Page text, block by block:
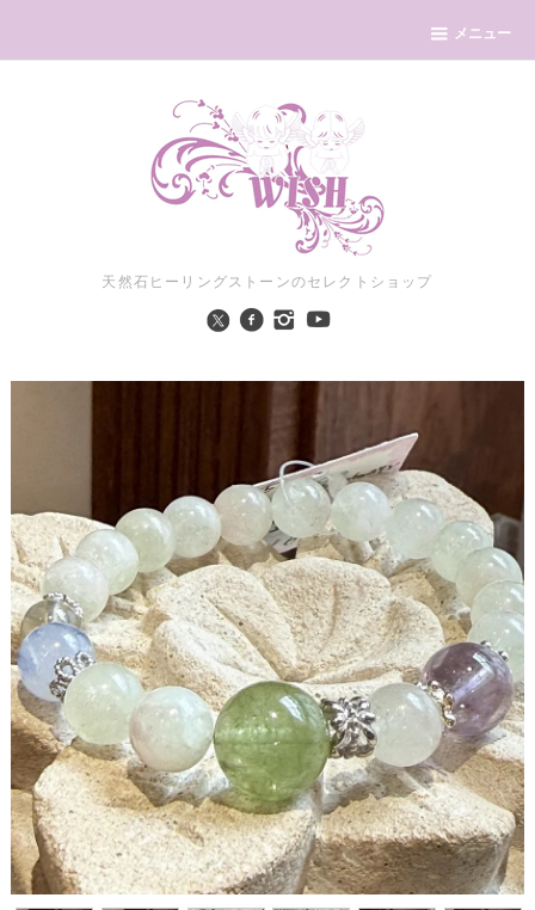
メニュー
天然石ヒーリングストーンのセレクトショップ